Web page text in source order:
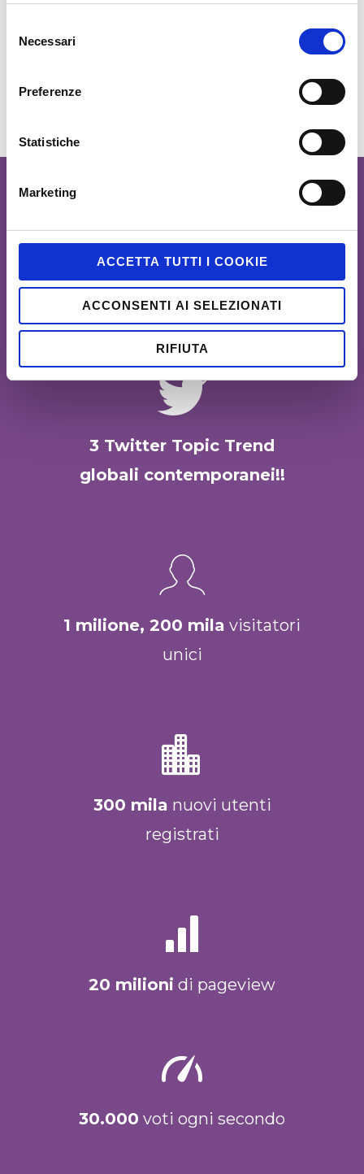
delNecessari
Preferenze
Statistiche
Marketing
ACCETTA TUTTI I COOKIE
ACCONSENTI AI SELEZIONATI
RIFIUTA
CONTEMPORANEE: dei 5 argomenti più
chiacchierati al mondo su Twitter in un dato
contemporaneamente: abbiamo creato la prima,
la seconda e la quarta hashtag!
Alcuni risultati
3 Twitter Topic Trend
globali contemporanei!!
1 milione, 200 mila visitatori
unici
300 mila nuovi utenti
registrati
20 milioni di pageview
30.000 voti ogni secondo